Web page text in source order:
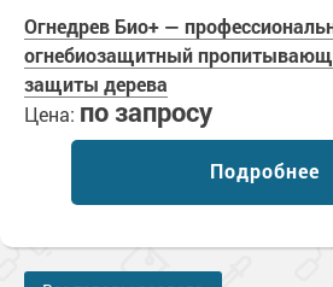
Огнедрев Био+ —
огнебиозащитный
защиты дерева
Цена: по запросу
Подробнее